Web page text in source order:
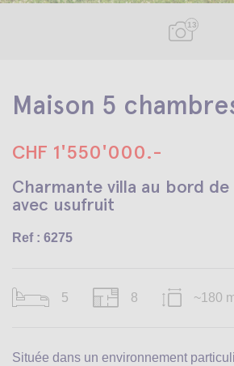
13
Maison 5
CHF 1'550'000.-
Charmante villa au bord
avec usufruit
Ref : 6275
5 8 ~180
Située dans un environnement